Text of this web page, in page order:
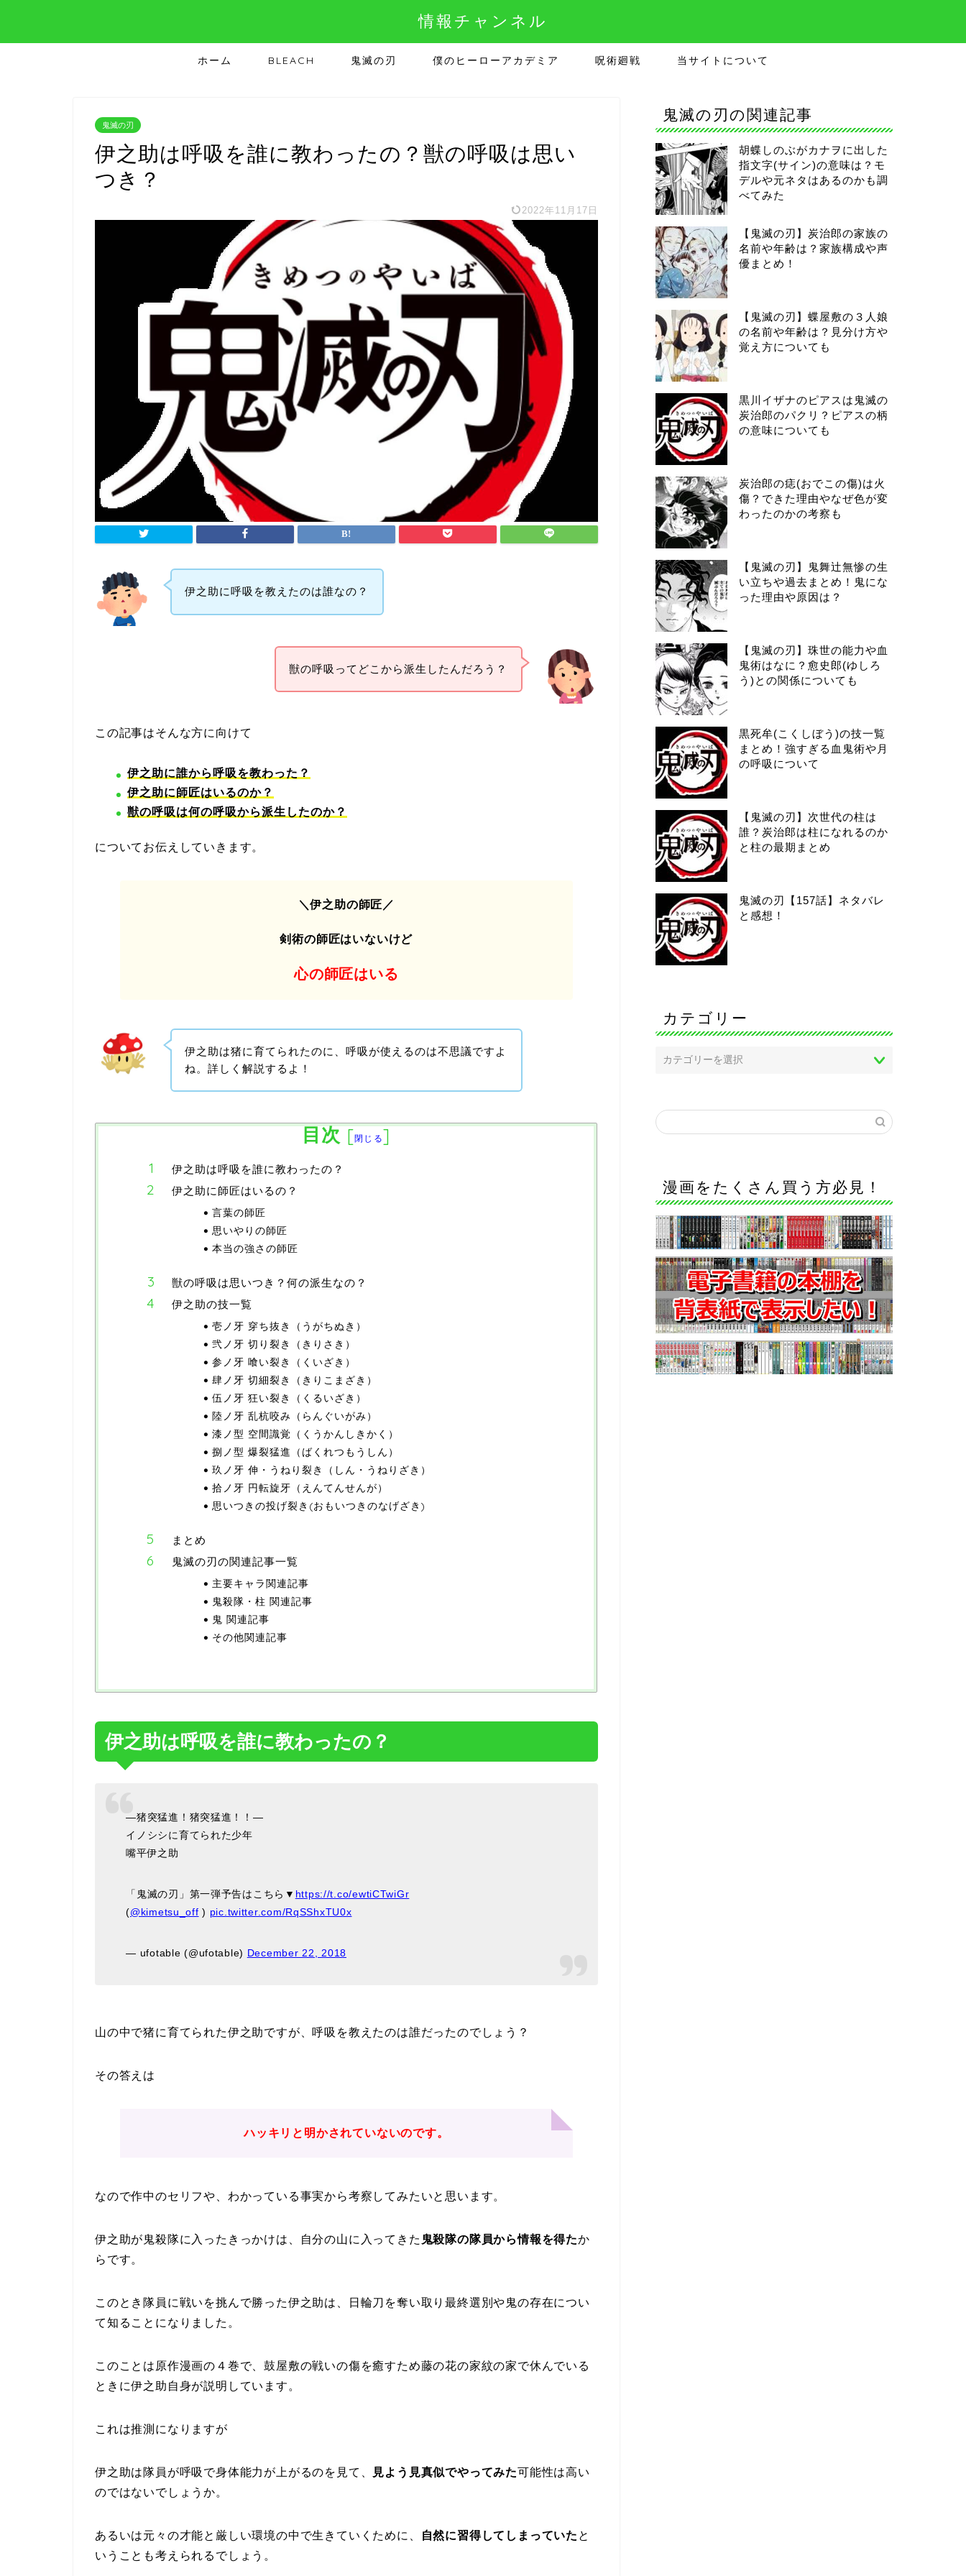
情報チャンネル
ホーム BLEACH 鬼滅の刃 僕のヒーローアカデミア 呪術廻戦 当サイトについて
鬼滅の刃
伊之助は呼吸を誰に教わったの？獣の呼吸は思い
つき？
2022年11月17日
伊之助に呼吸を教えたのは誰なの？
獣の呼吸ってどこから派生したんだろう？
この記事はそんな方に向けて
伊之助に誰から呼吸を教わった？
伊之助に師匠はいるのか？
獣の呼吸は何の呼吸から派生したのか？
についてお伝えしていきます。
＼伊之助の師匠／
剣術の師匠はいないけど
心の師匠はいる
伊之助は猪に育てられたのに、呼吸が使えるのは不思議ですよ
ね。詳しく解説するよ！
目次 [閉じる]
伊之助は呼吸を誰に教わったの？
伊之助に師匠はいるの？
言葉の師匠
思いやりの師匠
本当の強さの師匠
獣の呼吸は思いつき？何の派生なの？
伊之助の技一覧
壱ノ牙 穿ち抜き（うがちぬき）
弐ノ牙 切り裂き（きりさき）
参ノ牙 喰い裂き（くいざき）
肆ノ牙 切細裂き（きりこまざき）
伍ノ牙 狂い裂き（くるいざき）
陸ノ牙 乱杭咬み（らんぐいがみ）
漆ノ型 空間識覚（くうかんしきかく）
捌ノ型 爆裂猛進（ばくれつもうしん）
玖ノ牙 伸・うねり裂き（しん・うねりざき）
拾ノ牙 円転旋牙（えんてんせんが）
思いつきの投げ裂き(おもいつきのなげざき)
まとめ
鬼滅の刃の関連記事一覧
主要キャラ関連記事
鬼殺隊・柱 関連記事
鬼 関連記事
その他関連記事
伊之助は呼吸を誰に教わったの？
―猪突猛進！猪突猛進！！―
イノシシに育てられた少年
嘴平伊之助
「鬼滅の刃」第一弾予告はこちら▼ https://t.co/ewtiCTwiGr
(@kimetsu_off ) pic.twitter.com/RqSShxTU0x
— ufotable (@ufotable) December 22, 2018
山の中で猪に育てられた伊之助ですが、呼吸を教えたのは誰だったのでしょう？
その答えは
ハッキリと明かされていないのです。
なので作中のセリフや、わかっている事実から考察してみたいと思います。
伊之助が鬼殺隊に入ったきっかけは、自分の山に入ってきた 鬼殺隊の隊員から情報を得たか
らです。
このとき隊員に戦いを挑んで勝った伊之助は、日輪刀を奪い取り最終選別や鬼の存在につい
て知ることになりました。
このことは原作漫画の４巻で、鼓屋敷の戦いの傷を癒すため藤の花の家紋の家で休んでいる
ときに伊之助自身が説明しています。
これは推測になりますが
伊之助は隊員が呼吸で身体能力が上がるのを見て、 見よう見真似でやってみた可能性は高い
のではないでしょうか。
あるいは元々の才能と厳しい環境の中で生きていくために、 自然に習得してしまっていた と
いうことも考えられるでしょう。
鬼滅の刃の関連記事
胡蝶しのぶがカナヲに出した
指文字(サイン)の意味は？モ
デルや元ネタはあるのかも調
べてみた
【鬼滅の刃】炭治郎の家族の
名前や年齢は？家族構成や声
優まとめ！
【鬼滅の刃】蝶屋敷の３人娘
の名前や年齢は？見分け方や
覚え方についても
黒川イザナのピアスは鬼滅の
炭治郎のパクリ？ピアスの柄
の意味についても
炭治郎の痣(おでこの傷)は火
傷？できた理由やなぜ色が変
わったのかの考察も
【鬼滅の刃】鬼舞辻無惨の生
い立ちや過去まとめ！鬼にな
った理由や原因は？
【鬼滅の刃】珠世の能力や血
鬼術はなに？愈史郎(ゆしろ
う)との関係についても
黒死牟(こくしぼう)の技一覧
まとめ！強すぎる血鬼術や月
の呼吸について
【鬼滅の刃】次世代の柱は
誰？炭治郎は柱になれるのか
と柱の最期まとめ
鬼滅の刃【157話】ネタバレ
と感想！
カテゴリー
漫画をたくさん買う方必見！